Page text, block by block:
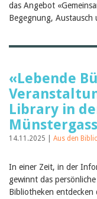
Archiv
Juli 2026
März 2026
September 2025
Juli 2025
Juni 2025
März 2025
Februar 2025
2024
2021
2020
2019
das Angebot
Begegnung, Austausch
«Lebende
Library in
14.11.2025 | Aus den
In einer Zeit, in der
gewinnt das
Bibliotheken entdecken